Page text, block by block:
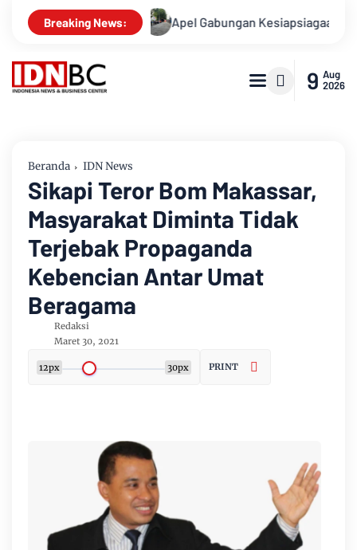
Breaking News:
Kasusnya Apel Gabungan Kesiapsiagaan Untuk
9 Aug
2026
Beranda IDN News
Sikapi Teror Bom Makassar,
Masyarakat Diminta Tidak
Terjebak Propaganda
Kebencian Antar Umat
Beragama
Redaksi
Maret 30, 2021
12px 30px PRINT